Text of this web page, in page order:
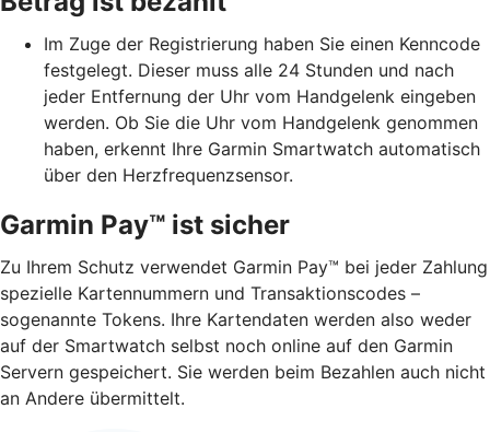
Im Zuge der Registrierung haben Sie einen Kenncode
festgelegt. Dieser muss alle 24 Stunden und nach
jeder Entfernung der Uhr vom Handgelenk eingeben
werden. Ob Sie die Uhr vom Handgelenk genommen
haben, erkennt Ihre Garmin Smartwatch automatisch
über den Herzfrequenzsensor.
Garmin Pay™ ist sicher
Zu Ihrem Schutz verwendet Garmin Pay™ bei jeder Zahlung
spezielle Kartennummern und Transaktionscodes –
sogenannte Tokens. Ihre Kartendaten werden also weder
auf der Smartwatch selbst noch online auf den Garmin
Servern gespeichert. Sie werden beim Bezahlen auch nicht
an Andere übermittelt.